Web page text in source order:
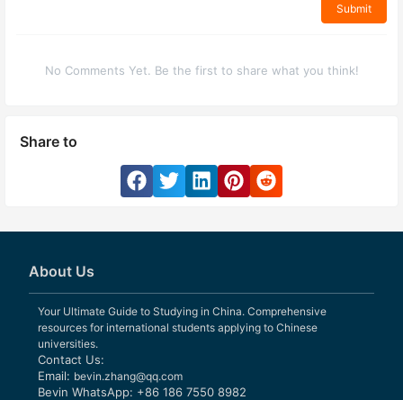
Submit
No Comments Yet. Be the first to share what you think!
Share to
About Us
Your Ultimate Guide to Studying in China. Comprehensive
resources for international students applying to Chinese
universities.
Contact Us:
Email: bevin.zhang@qq.com
Bevin WhatsApp: +86 186 7550 8982